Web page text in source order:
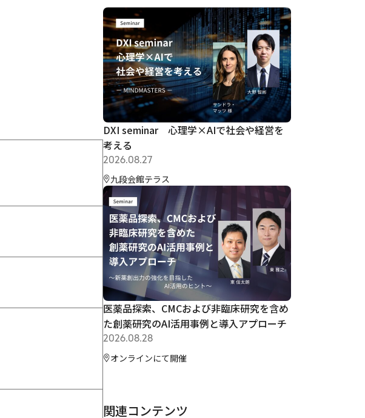
DXI seminar 心理学×AIで社会や経営を
考える
2026.08.27
九段会館テラス
医薬品探索、CMCおよび非臨床研究を含め
た創薬研究のAI活用事例と導入アプローチ
2026.08.28
オンラインにて開催
関連コンテンツ